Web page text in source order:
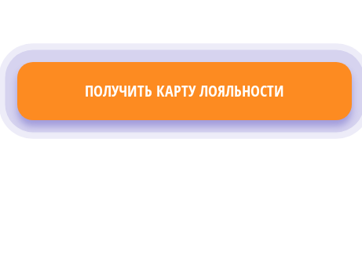
ПОЛУЧИТЬ КАРТУ ЛОЯЛЬНОСТИ